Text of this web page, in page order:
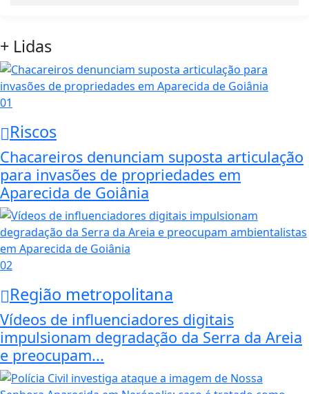
+ Lidas
01
Riscos
Chacareiros denunciam suposta articulação
para invasões de propriedades em
Aparecida de Goiânia
02
Região metropolitana
Vídeos de influenciadores digitais
impulsionam degradação da Serra da Areia
e preocupam...